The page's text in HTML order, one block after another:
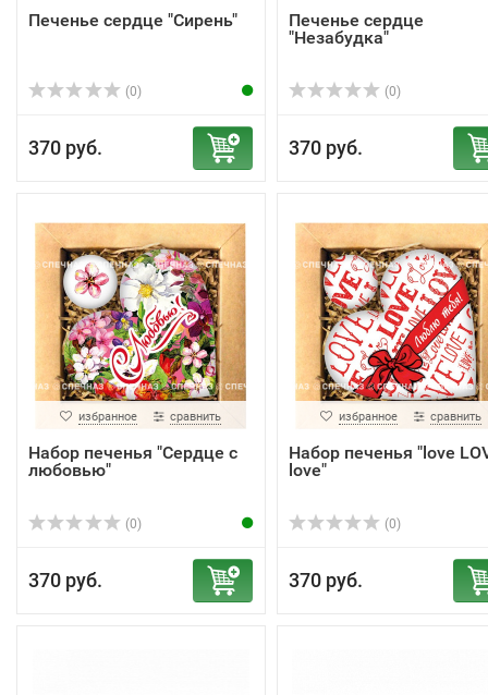
Печенье сердце "Сирень"
(0)
370 руб.
Печенье сердце
"Незабудка"
(0)
370 руб.
избранное сравнить
Набор печенья "Сердце с
любовью"
(0)
370 руб.
избранное сравнить
Набор печенья "love
love"
(0)
370 руб.